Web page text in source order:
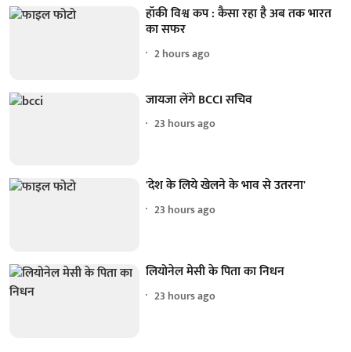
हॉकी विश्व कप : कैसा रहा है अब तक भारत
का सफर
2 hours ago
जायजा लेंगे BCCI सचिव
23 hours ago
'देश के लिये खेलने के भाव से उतरना'
23 hours ago
लियोनेल मेसी के पिता का निधन
23 hours ago